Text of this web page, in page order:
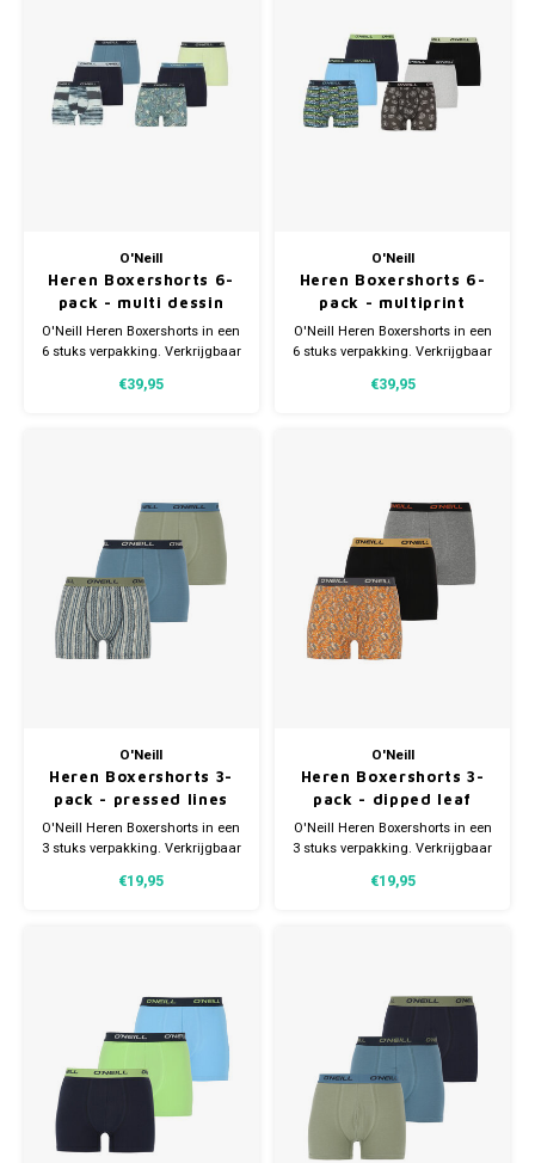
O'Neill
Heren Boxershorts 6-
pack - multi dessin
O'Neill Heren Boxershorts in een
6 stuks verpakking. Verkrijgbaar
Gemaakt van 95% Katoen en 5%
€39,95
O'Neill
Heren Boxershorts 6-
pack - multiprint
O'Neill Heren Boxershorts in een
6 stuks verpakking. Verkrijgbaar
Gemaakt van 95% Katoen en 5%
€39,95
O'Neill
Heren Boxershorts 3-
pack - pressed lines
O'Neill Heren Boxershorts in een
3 stuks verpakking. Verkrijgbaar
Gemaakt van 95% Katoen en 5%
€19,95
O'Neill
Heren Boxershorts 3-
pack - dipped leaf
O'Neill Heren Boxershorts in een
3 stuks verpakking. Verkrijgbaar
Gemaakt van 95% Katoen en 5%
€19,95